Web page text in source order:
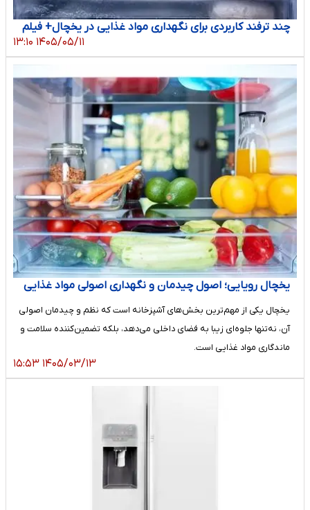
چند ترفند کاربردی برای نگهداری مواد غذایی در یخچال+ فیلم
۱۴۰۵/۰۵/۱۱ ۱۳:۱۰
یخچال رویایی؛ اصول چیدمان و نگهداری اصولی مواد غذایی
یخچال یکی از مهم‌ترین بخش‌های آشپزخانه است که نظم و چیدمان اصولی
آن، نه‌تنها جلوه‌ای زیبا به فضای داخلی می‌دهد، بلکه تضمین‌کننده سلامت و
ماندگاری مواد غذایی است.
۱۴۰۵/۰۳/۱۳ ۱۵:۵۳